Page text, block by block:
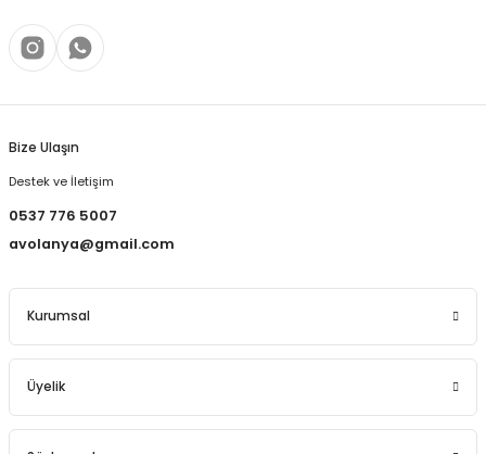
Bize Ulaşın
Destek ve İletişim
0537 776 5007
avolanya@gmail.com
Kurumsal
Üyelik